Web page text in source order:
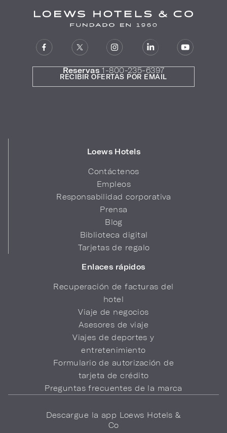
Reservas 1-800-235-6397
Loews Hotels
Contáctenos
Empleos
Responsabilidad corporativa
Prensa
Blog
Biblioteca digital
Tarjetas de regalo
Enlaces rápidos
Recuperación de facturas del
hotel
Viaje de negocios
Asesores de viaje
Viajes de deportes y
entretenimiento
Formulario de autorización de
tarjeta de crédito
Preguntas frecuentes de la marca
RECIBIR OFERTAS POR EMAIL
Descargue la app Loews Hotels &
Co